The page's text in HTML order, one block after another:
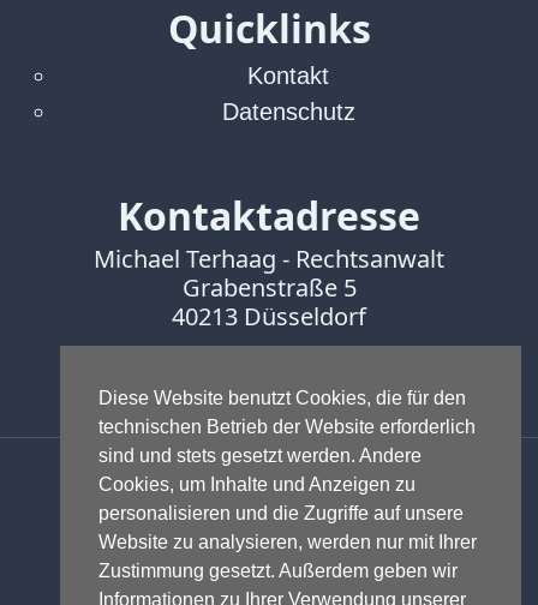
Diese Website benutzt Cookies, die für den
technischen Betrieb der Website erforderlich
sind und stets gesetzt werden. Andere
Cookies, um Inhalte und Anzeigen zu
personalisieren und die Zugriffe auf unsere
Website zu analysieren, werden nur mit Ihrer
Zustimmung gesetzt. Außerdem geben wir
Informationen zu Ihrer Verwendung unserer
Quicklinks
Kontakt
Datenschutz
Kontaktadresse
Michael Terhaag - Rechtsanwalt
Grabenstraße 5
40213 Düsseldorf
Fax:0211-16888601
Anwalt - Rechtsanwalt - Fachanwalt
für Gewerblichen Rechtsschutz -
Fachanwalt für IT-Recht -
Markenrecht,Wettbewerbsrecht,
Urheberrecht,IT-Recht und